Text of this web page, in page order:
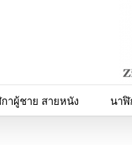
าผู้ชาย สายหนัง นาฬิ